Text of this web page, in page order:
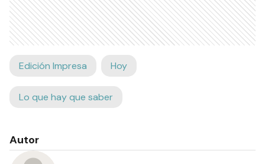
Edición Impresa Hoy
Lo que hay que saber
Autor